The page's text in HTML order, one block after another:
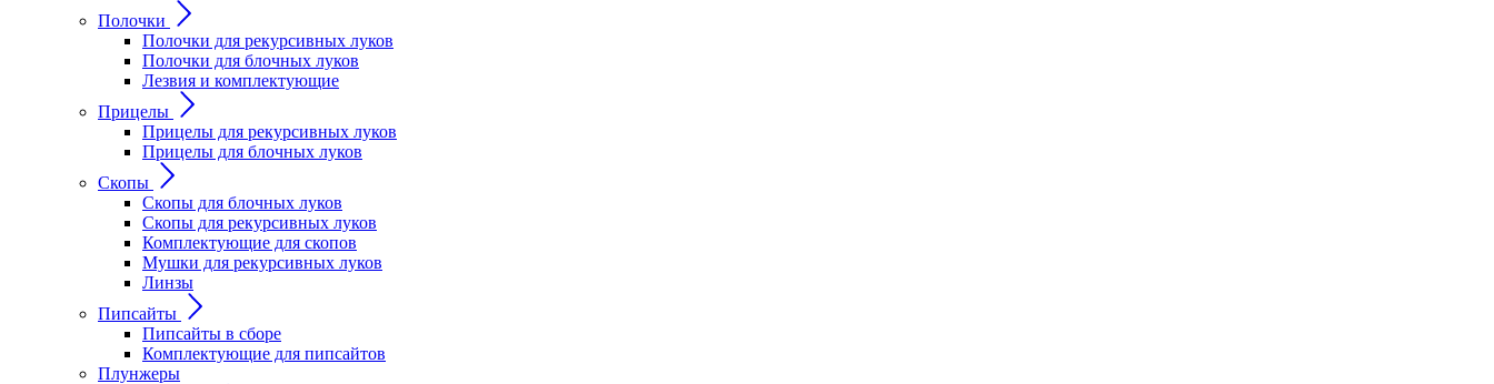
Полочки
Полочки для рекурсивных луков
Полочки для блочных луков
Лезвия и комплектующие
Прицелы
Прицелы для рекурсивных луков
Прицелы для блочных луков
Скопы
Скопы для блочных луков
Скопы для рекурсивных луков
Комплектующие для скопов
Мушки для рекурсивных луков
Линзы
Пипсайты
Пипсайты в сборе
Комплектующие для пипсайтов
Плунжеры